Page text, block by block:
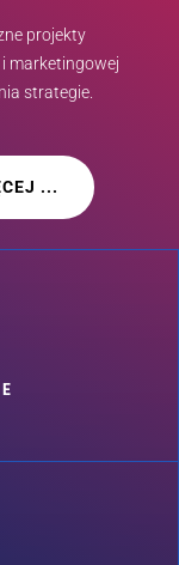
projekty
marketingowej
strategie.
...